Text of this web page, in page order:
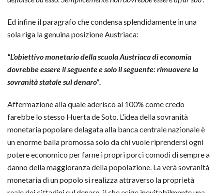
Ed infine il paragrafo che condensa splendidamente in una
sola riga la genuina posizione Austriaca:
“L’obiettivo monetario della scuola Austriaca di economia
dovrebbe essere il seguente e solo il seguente: rimuovere la
sovranità statale sul denaro”.
Affermazione alla quale aderisco al 100% come credo
farebbe lo stesso Huerta de Soto. L’idea della sovranità
monetaria popolare delagata alla banca centrale nazionale è
un enorme balla promossa solo da chi vuole riprendersi ogni
potere economico per farne i propri porci comodi di sempre a
danno della maggioranza della popolazione. La verà sovranità
monetaria di un popolo si realizza attraverso la proprietà